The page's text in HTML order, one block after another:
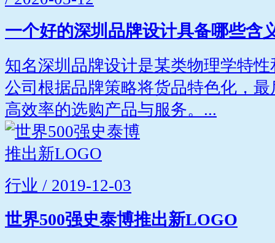
一个好的深圳品牌设计具备哪些含
知名深圳品牌设计是某类物理学特
公司根据品牌策略将货品特色化，
高效率的选购产品与服务。...
行业 / 2019-12-03
世界500强史泰博推出新LOGO